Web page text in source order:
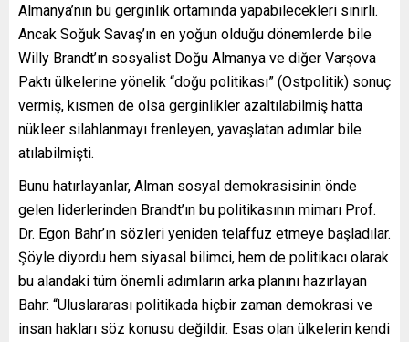
Almanya’nın bu gerginlik ortamında yapabilecekleri sınırlı.
Ancak Soğuk Savaş’ın en yoğun olduğu dönemlerde bile
Willy Brandt’ın sosyalist Doğu Almanya ve diğer Varşova
Paktı ülkelerine yönelik “doğu politikası” (Ostpolitik) sonuç
vermiş, kısmen de olsa gerginlikler azaltılabilmiş hatta
nükleer silahlanmayı frenleyen, yavaşlatan adımlar bile
atılabilmişti.
Bunu hatırlayanlar, Alman sosyal demokrasisinin önde
gelen liderlerinden Brandt’ın bu politikasının mimarı Prof.
Dr. Egon Bahr’ın sözleri yeniden telaffuz etmeye başladılar.
Şöyle diyordu hem siyasal bilimci, hem de politikacı olarak
bu alandaki tüm önemli adımların arka planını hazırlayan
Bahr: “Uluslararası politikada hiçbir zaman demokrasi ve
insan hakları söz konusu değildir. Esas olan ülkelerin kendi